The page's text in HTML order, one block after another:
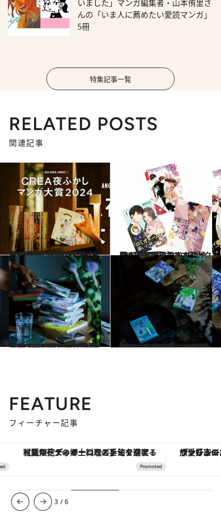
いました」マンガ編集者・山本侑里さ
んの「いま人に薦めたい愛読マンガ」
5冊
特集記事一覧
RELATED POSTS
関連記事
2024.9.6
【CREA夜ふかしマンガ大賞2024】《1位～5位》大賞に輝いたのは『じゃあ、あんたが作ってみろよ』
カルチャー 2024.9.6
140万冊配信中のコミックシーモアブランドマネージャー多田知子さんが推薦する【電子マンガ】ベスト3は!?
カルチャー
2023.9.7
【CREA夜ふかしマンガ大賞2023】今年のベスト10発表！＜前篇＞第1位はモテる男子の悩める恋物語
カルチャー 2023.9.7
【CREA夜ふかしマンガ大賞2023】今年のベスト10発表＜後篇＞鳥なの…？謎の生物の日常に皆が夢中
カルチャー
FEATURE
フィーチャー記事
【夏限定ディナーコース】旬を迎える稚鮎や花ズッキーニなどをイタリア・トスカーナの郷土料理の手法で満喫！ ヴァシュロン・コンスタンタ
3 /6